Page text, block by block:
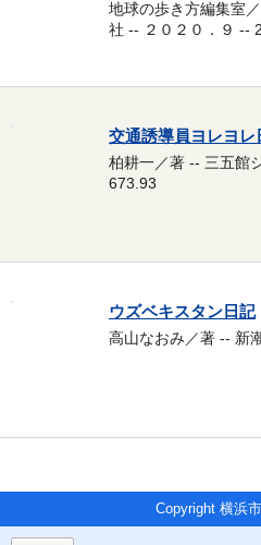
地球の歩き方編集室
社 -- ２０２０．９ --
交通誘導員ヨレヨレ
柏耕一／著 -- 三五館
673.93
ウズベキスタン日記
高山なおみ／著 -- 新
Copyright 横浜